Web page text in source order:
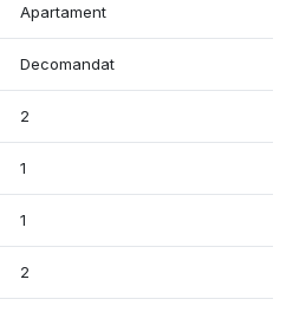
Apartament
Decomandat
2
1
1
2